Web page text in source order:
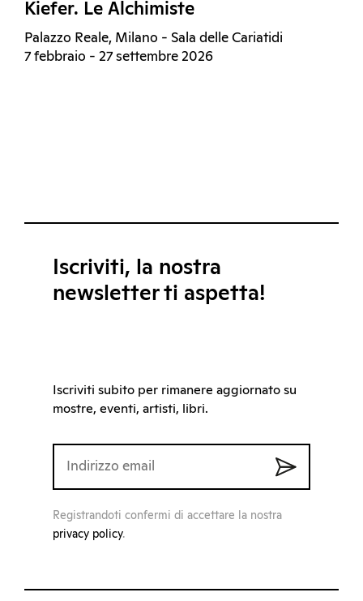
Kiefer. Le Alchimiste
Palazzo Reale, Milano - Sala delle Cariatidi
7 febbraio - 27 settembre 2026
Iscriviti, la nostra
newsletter ti aspetta!
Iscriviti subito per rimanere aggiornato su
mostre, eventi, artisti, libri.
Registrandoti confermi di accettare la nostra
privacy policy.